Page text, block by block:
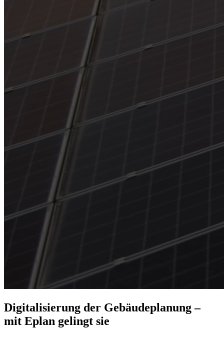
Digitalisierung der Gebäudeplanung –
mit Eplan gelingt sie